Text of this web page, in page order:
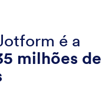
é a
milhões de